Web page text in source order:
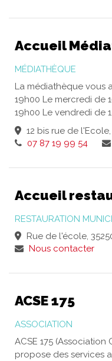
Accueil
MÉDIATHÈQUE
La médiathèque vous
19h00 Le mercredi de
19h00 Le vendredi de
12 bis rue de
07 87 19 99 54
Accueil
RESTAURATION
Rue de l'école,
Nous contacter
ACSE 175
ASSOCIATION
ACSE 175
propose des services